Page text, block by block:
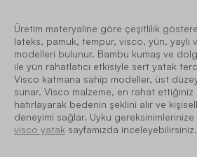
Üretim materyaline göre çeşitlilik
lateks, pamuk, tempur, visco, yün, yaylı
modelleri bulunur. Bambu kumaş ve
ile yün rahatlatıcı etkisiyle sert yatak
Visco katmana sahip modeller, üst
sunar. Visco malzeme, en rahat
hatırlayarak bedenin şeklini alır ve
deneyimi sağlar. Uyku
visco yatak sayfamızda inceleyebilirsiniz.